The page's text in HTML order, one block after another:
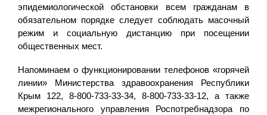
эпидемиологической обстановки всем гражданам в
обязательном порядке следует соблюдать масочный
режим и социальную дистанцию при посещении
общественных мест.
Напоминаем о функционировании телефонов «горячей
линии» Министерства здравоохранения Республики
Крым 122, 8-800-733-33-34, 8-800-733-33-12, а также
межрегионального управления Роспотребнадзора по